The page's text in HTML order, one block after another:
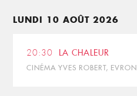
LUNDI 10 AOÛT 2026
20:30 LA CHALEUR
CINÉMA YVES ROBERT, EVRON